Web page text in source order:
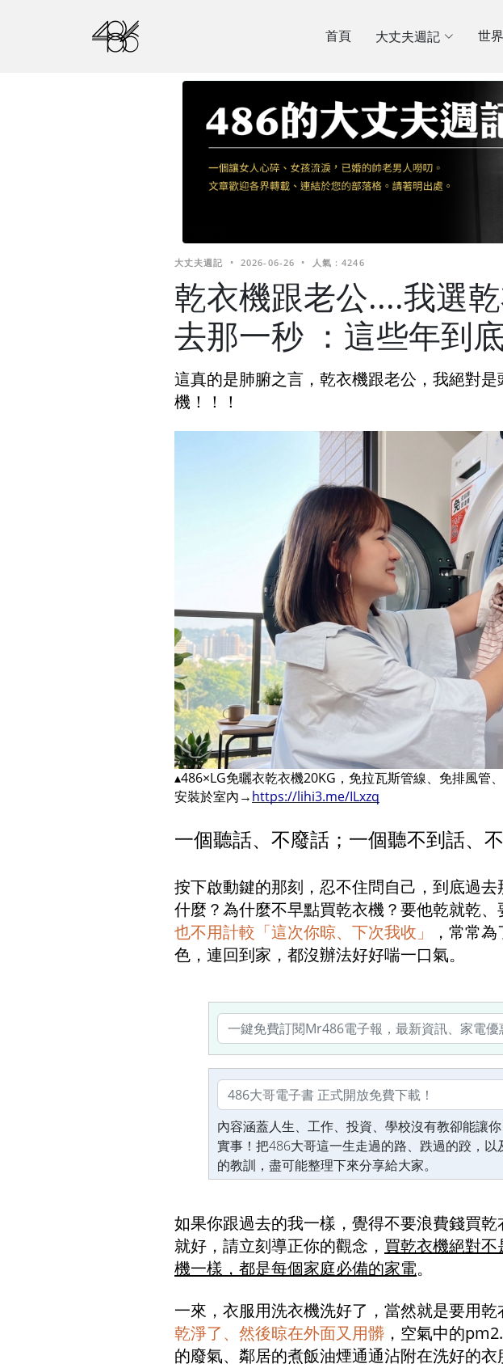
首頁 大丈夫週記 世
大丈夫週記 • 2026-06-26 • 人氣 : 4246
乾衣機跟老公....我選
去那一秒 ：這些年到
這真的是肺腑之言，乾衣機跟老公，我絕對
機！！！
▴486×LG免曬衣乾衣機20KG，免拉瓦斯管線、免排風管
安裝於室內→https://lihi3.me/ILxzq
一個聽話、不廢話；一個聽不到話、
按下啟動鍵的那刻，忍不住問自己，到底過
什麼？為什麼不早點買乾衣機？要他乾就乾、
也不用計較「這次你晾、下次我收」
，常常
色，連回到家，都沒辦法好好喘一口氣。
內容涵蓋人生、工作、投資、學校沒有教卻能讓
實事！把486大哥這一生走過的路、跌過的跤，以
的教訓，盡可能整理下來分享給大家。
如果你跟過去的我一樣，覺得不要浪費錢買
就好，請立刻導正你的觀念， 買乾衣機絕對
機一樣，都是每個家庭必備的家電。
一來，衣服用洗衣機洗好了，當然就是要用乾
乾淨了、然後晾在外面又用髒 ，空氣中的
的廢氣、鄰居的煮飯油煙通通沾附在洗好的衣